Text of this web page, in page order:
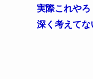
実際これやろ
深く考えてな